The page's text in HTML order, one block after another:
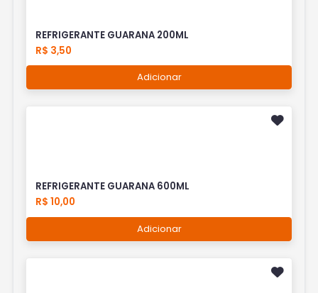
REFRIGERANTE GUARANA 200ML
R$ 3,50
Adicionar
REFRIGERANTE GUARANA 600ML
R$ 10,00
Adicionar